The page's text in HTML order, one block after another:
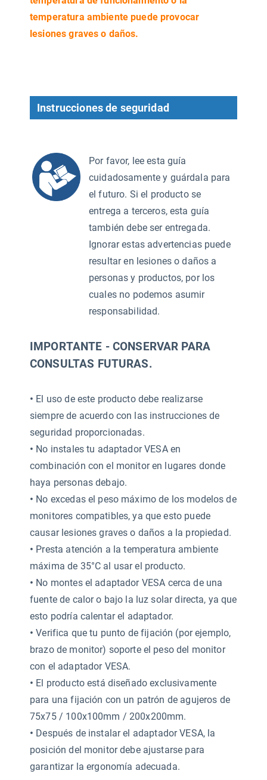
temperatura ambiente puede provocar
lesiones graves o daños.
Instrucciones de seguridad
Por favor, lee esta guía
cuidadosamente y guárdala para
el futuro. Si el producto se
entrega a terceros, esta guía
también debe ser entregada.
Ignorar estas advertencias puede
resultar en lesiones o daños a
personas y productos, por los
cuales no podemos asumir
responsabilidad.
IMPORTANTE - CONSERVAR PARA
CONSULTAS FUTURAS.
• El uso de este producto debe realizarse
siempre de acuerdo con las instrucciones de
seguridad proporcionadas.
• No instales tu adaptador VESA en
combinación con el monitor en lugares donde
haya personas debajo.
• No excedas el peso máximo de los modelos de
monitores compatibles, ya que esto puede
causar lesiones graves o daños a la propiedad.
• Presta atención a la temperatura ambiente
máxima de 35°C al usar el producto.
• No montes el adaptador VESA cerca de una
fuente de calor o bajo la luz solar directa, ya que
esto podría calentar el adaptador.
• Verifica que tu punto de fijación (por ejemplo,
brazo de monitor) soporte el peso del monitor
con el adaptador VESA.
• El producto está diseñado exclusivamente
para una fijación con un patrón de agujeros de
75x75 / 100x100mm / 200x200mm.
• Después de instalar el adaptador VESA, la
posición del monitor debe ajustarse para
garantizar la ergonomía adecuada.